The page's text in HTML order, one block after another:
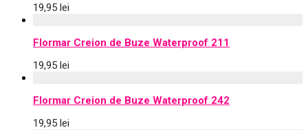
19,95 lei
Flormar Creion de Buze Waterproof 211
19,95 lei
Flormar Creion de Buze Waterproof 242
19,95 lei